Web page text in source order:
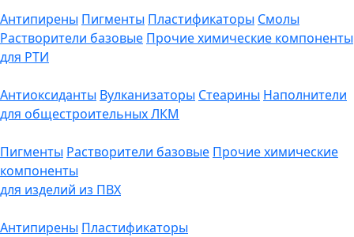
Антипирены Пигменты Пластификаторы Смолы
Растворители базовые Прочие химические компоненты
для РТИ
Антиоксиданты Вулканизаторы Стеарины Наполнители
для общестроительных ЛКМ
Пигменты Растворители базовые Прочие химические
компоненты
для изделий из ПВХ
Антипирены Пластификаторы